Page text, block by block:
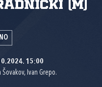
(M)
15:00
Ivan Grepo.